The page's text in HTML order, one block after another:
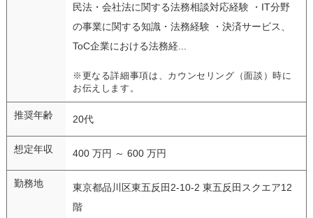
民法・会社法に関する法務相談対応経験 ・IT分野
の事業に関する知識・法務経験 ・決済サービス、
ToC企業における法務経...
※更なる詳細事項は、カウンセリング（面談）時に
お伝えします。
推奨年齢 20代
想定年収 400 万円 ～ 600 万円
勤務地
東京都品川区東五反田2-10-2 東五反田スクエア12
階